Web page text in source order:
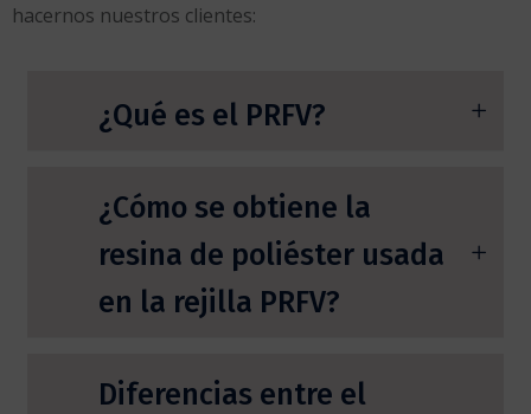
hacernos nuestros clientes:
¿Qué es el PRFV?
¿Cómo se obtiene la
resina de poliéster usada
en la rejilla PRFV?
Diferencias entre el